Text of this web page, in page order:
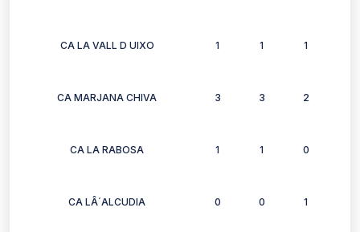
CA LA VALL D UIXO 1 1 1
CA MARJANA CHIVA 3 3 2
CA LA RABOSA 1 1 0
CA LÂ´ALCUDIA 0 0 1